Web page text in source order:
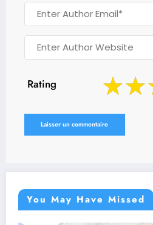
Rating
You May Have Missed